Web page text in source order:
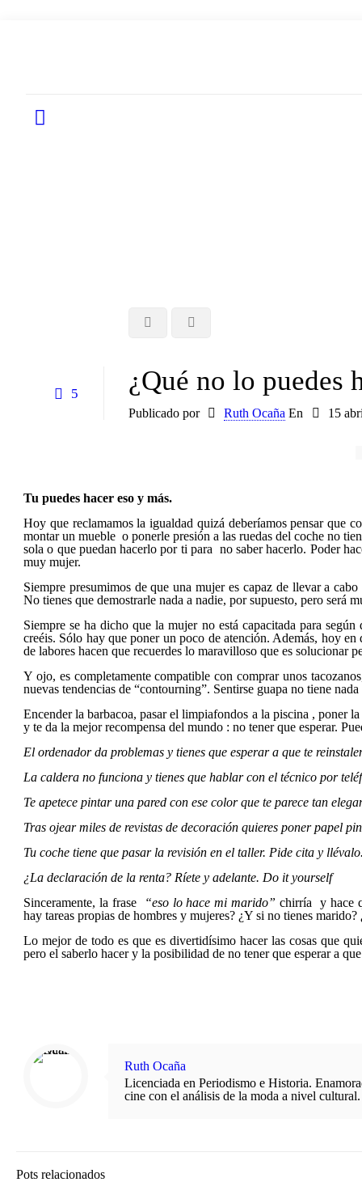
5 ¿Qué no lo puedes
Publicado por Ruth Ocaña En 15
Tu puedes hacer eso y más.
Hoy que reclamamos la igualdad quizá deberíamos pensar que
montar un mueble o ponerle presión a las ruedas del coche no
sola o que puedan hacerlo por ti para no saber hacerlo. Poder
muy mujer.
Siempre presumimos de que una mujer es capaz de llevar a
No tienes que demostrarle nada a nadie, por supuesto, pero será
Siempre se ha dicho que la mujer no está capacitada para
creéis. Sólo hay que poner un poco de atención. Además, hoy
de labores hacen que recuerdes lo maravilloso que es solucionar
Y ojo, es completamente compatible con comprar unos
nuevas tendencias de “contourning”. Sentirse guapa no tiene
Encender la barbacoa, pasar el limpiafondos a la piscina , poner
y te da la mejor recompensa del mundo : no tener que esperar.
El ordenador da problemas y tienes que esperar a que te
La caldera no funciona y tienes que hablar con el técnico por
Te apetece pintar una pared con ese color que te parece tan
Tras ojear miles de revistas de decoración quieres poner papel
Tu coche tiene que pasar la revisión en el taller. Pide cita y
¿La declaración de la renta? Ríete y adelante. Do it yourself
Sinceramente, la frase
“eso lo hace mi marido” chirría
y hace
hay tareas propias de hombres y mujeres? ¿Y si no tienes
Lo mejor de todo es que es divertidísimo hacer las cosas que
pero el saberlo hacer y la posibilidad de no tener que esperar a
Ruth Ocaña
Licenciada en Periodismo e Historia.
cine con el análisis de la moda a nivel cultural.
Pots relacionados